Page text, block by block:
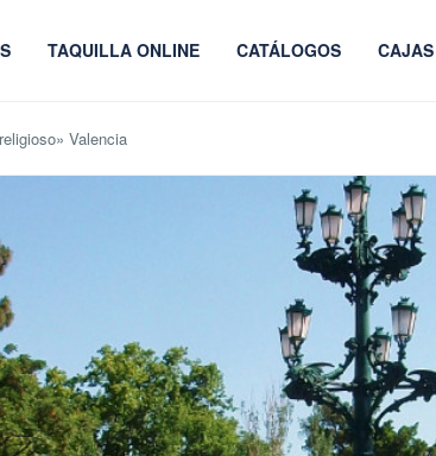
TAQUILLA ONLINE CATÁLOGOS
Valencia